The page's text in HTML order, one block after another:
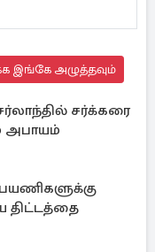
இங்கே அழுத்தவும்
சர்க்கரை
அபாயம்
பயணிகளுக்கு
திட்டத்தை